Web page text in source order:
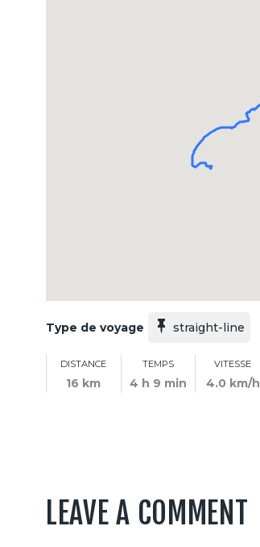
Type de voyage straight-line
DISTANCE
16 km
TEMPS
4 h 9 min
VITESSE
4.0 km/h
LEAVE A COMMENT